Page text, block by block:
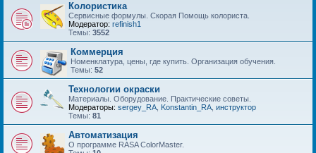
Колористика
Сервисные формулы. Скорая Помощь колориста.
Модератор: refinish1
Темы: 3552
Коммерция
Номенклатура, цены, где купить. Организация обучения.
Темы: 52
Технологии окраски
Материалы. Оборудование. Практические советы.
Модераторы: sergey_RA Konstantin_RA инструктор
Темы: 81
Автоматизация
О программе RASA ColorMaster.